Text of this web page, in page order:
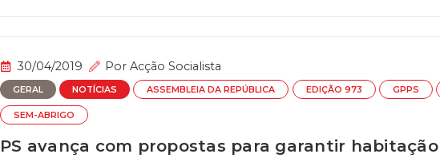
30/04/2019 Por Acção Socialista
GERAL NOTÍCIAS ASSEMBLEIA DA REPÚBLICA EDIÇÃO 973 GPPS
SEM-ABRIGO
PS avança com propostas para garantir